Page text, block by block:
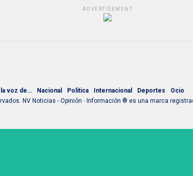
ADVERTISEMENT
la voz de… Nacional Política Internacional Deportes
Ocio
NV Noticias - Opinión ∙ Información ® es una marca